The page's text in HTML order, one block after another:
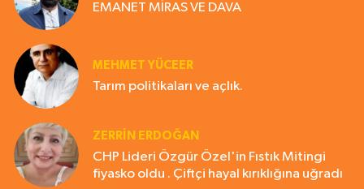
EMANET MİRAS VE DAVA
MEHMET YÜCEER
Tarım politikaları ve açlık.
ZERRIN ERDOĞAN
CHP Lideri Özgür Özel'in Fıstık Mitingi
fiyasko oldu . Çiftçi hayal kırıklığına uğradı